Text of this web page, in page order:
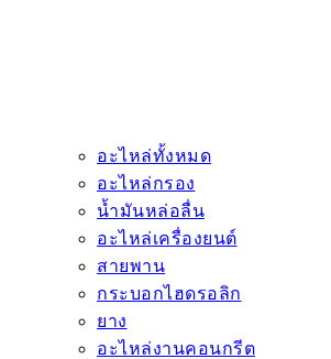
อะไหล่ทั้งหมด
อะไหล่กรอง
น้ำมันหล่อลื่น
อะไหล่เครื่องยนต์
สายพาน
กระบอกไฮดรอลิก
ยาง
อะไหล่งานคอนกรีต